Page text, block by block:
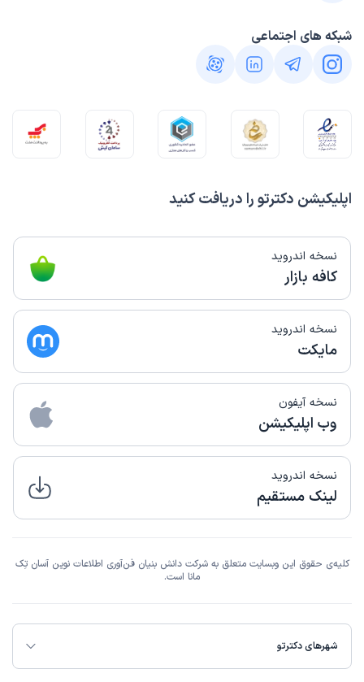
اپلیکیشن دکترتو را دریافت کنید
نسخه اندروید
کافه بازار
نسخه اندروید
مایکت
نسخه آیفون
وب اپلیکیشن
نسخه اندروید
لینک مستقیم
شبکه های اجتماعی
کلیه‌ی حقوق این وبسایت متعلق به شرکت دانش بنیان فن‌آوری اطلاعات نوین آسان تِک
مانا است.
شهرهای دکترتو